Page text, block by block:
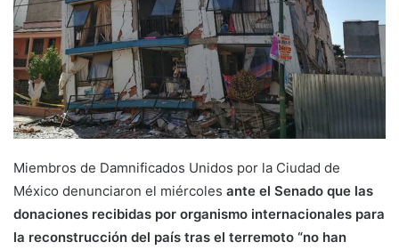
Miembros de Damnificados Unidos por la Ciudad de
México denunciaron el miércoles ante el Senado que las
donaciones recibidas por organismo internacionales para
la reconstrucción del país tras el terremoto “no han